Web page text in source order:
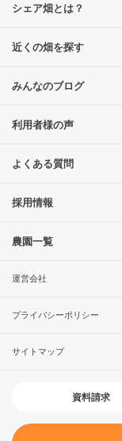
シェア畑とは？
近くの畑を探す
みんなのブログ
利用者様の声
よくある質問
採用情報
農園一覧
運営会社
プライバシーポリシー
サイトマップ
資料請求